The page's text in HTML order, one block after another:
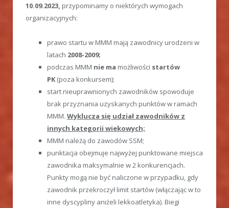
10.09.2023, przypominamy o niektórych wymogach
organizacyjnych:
prawo startu w MMM mają zawodnicy urodzeni w
latach 2008-2009;
podczas MMM nie ma możliwości startów
PK(poza konkursem);
start nieuprawnionych zawodników spowoduje
brak przyznania uzyskanych punktów w ramach
MMM. Wyklucza się udział zawodników z
innych kategorii wiekowych;
MMM należą do zawodów SSM;
punktacja obejmuje najwyżej punktowane miejsca
zawodnika maksymalnie w 2 konkurencjach.
Punkty mogą nie być naliczone w przypadku, gdy
zawodnik przekroczył limit startów (włączając w to
inne dyscypliny aniżeli lekkoatletyka). Biegi